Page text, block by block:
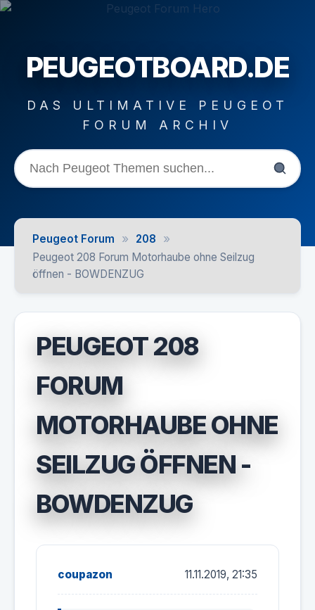
PEUGEOTBOARD.DE
DAS ULTIMATIVE PEUGEOT
FORUM ARCHIV
Peugeot Forum » 208 »
Peugeot 208 Forum Motorhaube ohne Seilzug
öffnen - BOWDENZUG
PEUGEOT 208
FORUM
MOTORHAUBE OHNE
SEILZUG ÖFFNEN -
BOWDENZUG
coupazon 11.11.2019, 21:35